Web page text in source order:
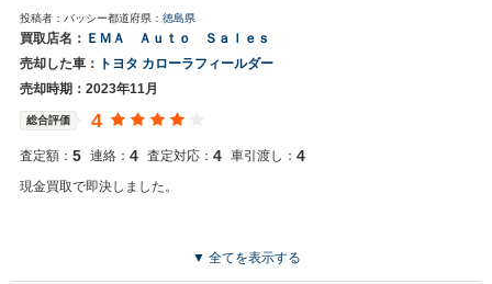
投稿者：バッシー都道府県： 徳島県
買取店名： ＥＭＡ Ａｕｔｏ Ｓａｌｅｓ
売却した車：
トヨタ カローラフィールダー
売却時期：2023年11月
総合評価 4
査定額： 5 連絡： 4 査定対応： 4 車引渡し： 4
現金買取で即決しました。
▼ 全てを表示する